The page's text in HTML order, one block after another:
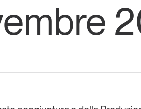
e formazione
gli